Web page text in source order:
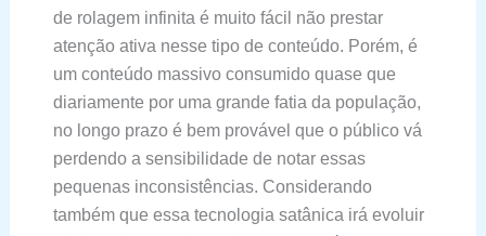
de rolagem infinita é muito fácil não prestar
atenção ativa nesse tipo de conteúdo. Porém, é
um conteúdo massivo consumido quase que
diariamente por uma grande fatia da população,
no longo prazo é bem provável que o público vá
perdendo a sensibilidade de notar essas
pequenas inconsistências. Considerando
também que essa tecnologia satânica irá evoluir